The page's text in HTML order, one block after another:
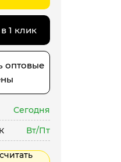
1 клик
оптовые
Сегодня
Вт/Пт